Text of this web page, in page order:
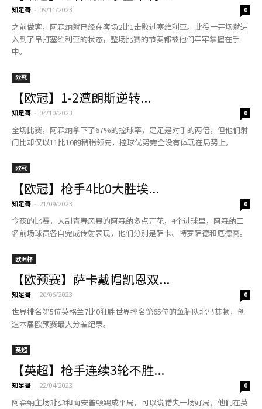
知足哥 - 09/11/2023 0
之前做客，阿森纳就已经在客场2比1击败过塞维利亚。此役一开场就进
入到了吊打塞维利亚的状态，整场比赛的节奏都被他们牢牢掌握在手
中。
欧冠
【欧冠】1-2遭朗斯逆转...
知足哥 - 04/10/2023 0
全场比赛，阿森纳拿下了67%的控球率，足足是对手的两倍，但他们射
门比却仅以11比10的稍稍领先，控球优势完全没有体现在局势上。
欧冠
【欧冠】枪手4比0大胜埃...
知足哥 - 21/09/2023 0
今夜的比赛，大刮青春风暴的阿森纳多点开花，4个进球里，阿森纳三
名前场球员各自完成传射表现，他们分别是萨卡、特罗萨德和厄德高。
欧洲杯
【欧预赛】萨卡戴帽凯恩双...
知足哥 - 20/06/2023 0
世界排名第5位英格兰7比0狂胜世界排名第65位的鱼腩队北马其顿，创
造本届欧预赛最大分差纪录。
英超
【英超】枪手连续3轮不胜...
知足哥 - 22/04/2023 0
阿森纳主场3比3和南安普顿踢成平局，可以说错失一场好局，他们在英